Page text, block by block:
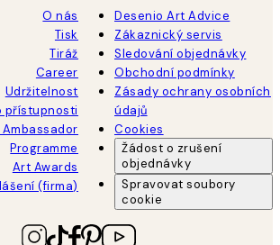
O nás
Tisk
Tiráž
Career
Udržitelnost
přístupnosti
Programme
Art Awards
(firma)
Desenio Art Advice
Zákaznický servis
Sledování objednávky
Obchodní podmínky
Zásady ochrany osobních
údajů
Cookies
Žádost o zrušení
objednávky
Spravovat soubory
cookie